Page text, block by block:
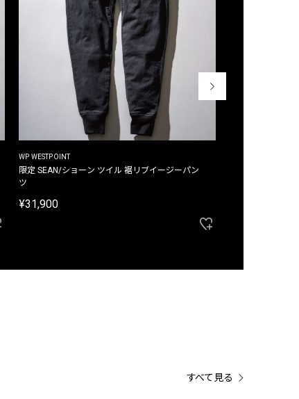
WP WESTPOINT
限定 SEAN/ショーン ツイル 裾リブイージーパン
ツ
¥31,900
すべて見る